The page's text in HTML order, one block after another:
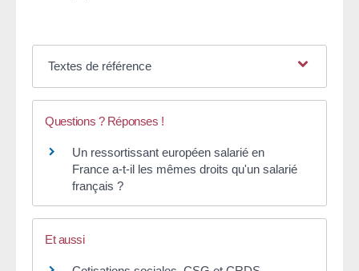
Textes de référence
Questions ? Réponses !
Un ressortissant européen salarié en
France a-t-il les mêmes droits qu'un salarié
français ?
Et aussi